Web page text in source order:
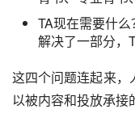
TA现在需要什
解决了一部分
这四个问题连起来，
以被内容和投放承接